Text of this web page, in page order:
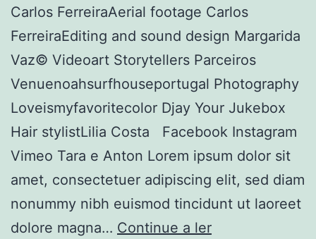
Carlos FerreiraAerial footage Carlos
FerreiraEditing and sound design Margarida
Vaz© Videoart Storytellers Parceiros
Venuenoahsurfhouseportugal Photography
Loveismyfavoritecolor Djay Your Jukebox
Hair stylistLilia Costa Facebook Instagram
Vimeo Tara e Anton Lorem ipsum dolor sit
amet, consectetuer adipiscing elit, sed diam
nonummy nibh euismod tincidunt ut laoreet
dolore magna… Continue a lerTara